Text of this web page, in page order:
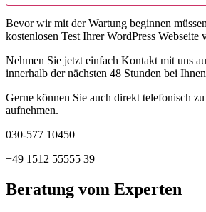
Bevor wir mit der Wartung beginnen
kostenlosen Test Ihrer WordPress Webseite
Nehmen Sie jetzt einfach Kontakt mit uns
innerhalb der nächsten 48 Stunden bei
Gerne können Sie auch direkt telefonisch
aufnehmen.
030-577 10450
+49 1512 55555 39
Beratung vom Experten